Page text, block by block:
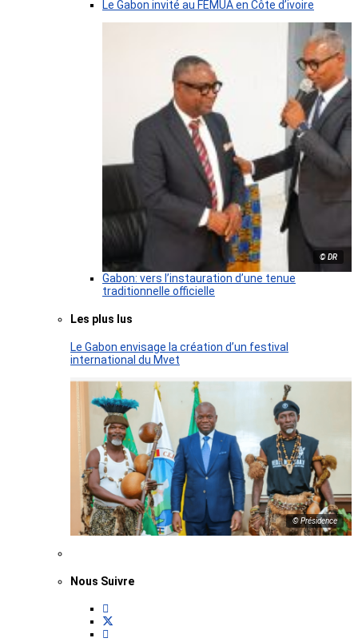
Le Gabon invité au FEMUA en Côte d’ivoire
© DR
Gabon: vers l’instauration d’une tenue
traditionnelle officielle
Les plus lus
Le Gabon envisage la création d’un festival
international du Mvet
© Présidence
Nous Suivre